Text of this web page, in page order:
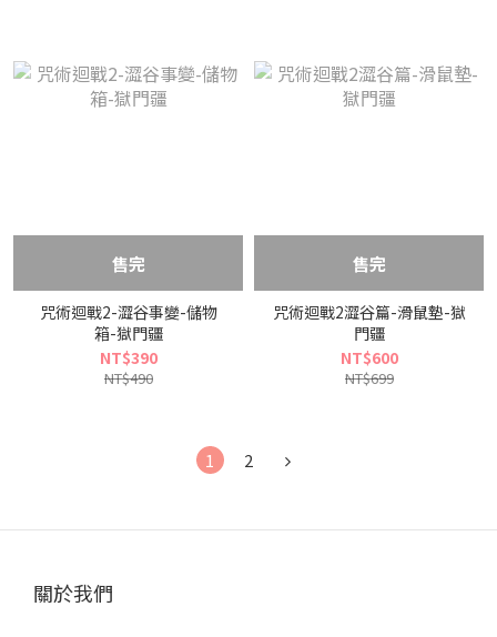
售完
咒術迴戰2-澀谷事變-儲物
箱-獄門疆
NT$390
NT$490
售完
咒術迴戰2澀谷篇-滑鼠墊-獄
門疆
NT$600
NT$699
1 2
關於我們